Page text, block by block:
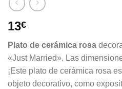
13€
Plato de cerámica rosa
«Just Married». Las
¡Este plato de cerámica rosa
objeto decorativo, como